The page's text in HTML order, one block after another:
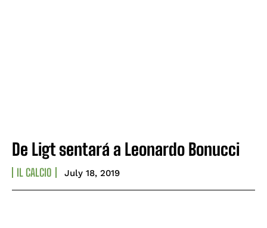
De Ligt sentará a Leonardo Bonucci
IL CALCIO July 18, 2019